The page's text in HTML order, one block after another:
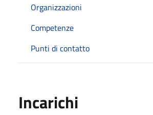
Organizzazioni
Competenze
Punti di contatto
Incarichi